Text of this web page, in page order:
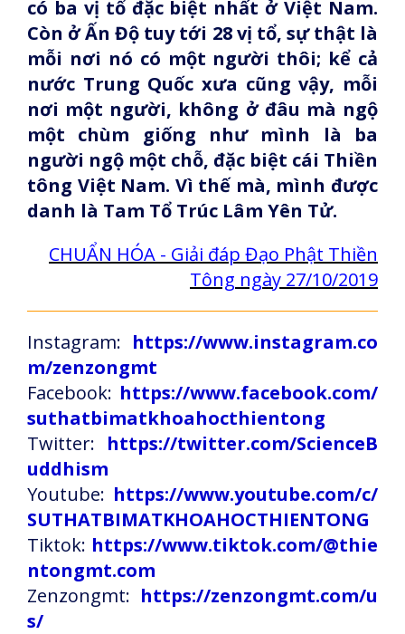
có ba vị tổ đặc biệt nhất ở Việt Nam.
Còn ở Ấn Độ tuy tới 28 vị tổ, sự thật là
mỗi nơi nó có một người thôi; kể cả
nước Trung Quốc xưa cũng vậy, mỗi
nơi một người, không ở đâu mà ngộ
một chùm giống như mình là ba
người ngộ một chỗ, đặc biệt cái Thiền
tông Việt Nam. Vì thế mà, mình được
danh là Tam Tổ Trúc Lâm Yên Tử.
CHUẨN HÓA - Giải đáp Đạo Phật Thiền
Tông ngày 27/10/2019
Instagram: https://www.instagram.co
m/zenzongmt
Facebook: https://www.facebook.com/
suthatbimatkhoahocthientong
Twitter: https://twitter.com/ScienceB
uddhism
Youtube: https://www.youtube.com/c/
SUTHATBIMATKHOAHOCTHIENTONG
Tiktok: https://www.tiktok.com/@thie
ntongmt.com
Zenzongmt: https://zenzongmt.com/u
s/